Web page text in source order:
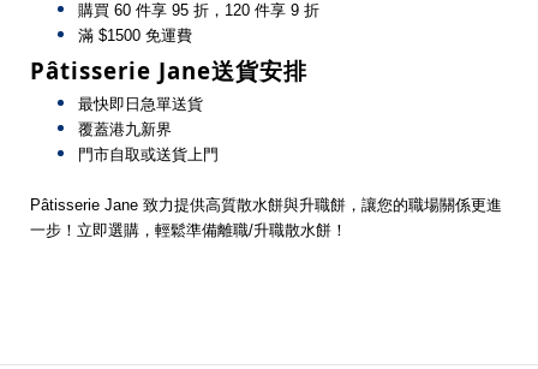
購買 60 件享 95 折，120 件享 9 折
滿 $1500 免運費
Pâtisserie Jane送貨安排
最快即日急單送貨
覆蓋港九新界
門市自取或送貨上門
Pâtisserie Jane 致力提供高質散水餅與升職餅，讓您的職場關係更進
一步！立即選購，輕鬆準備離職/升職散水餅！